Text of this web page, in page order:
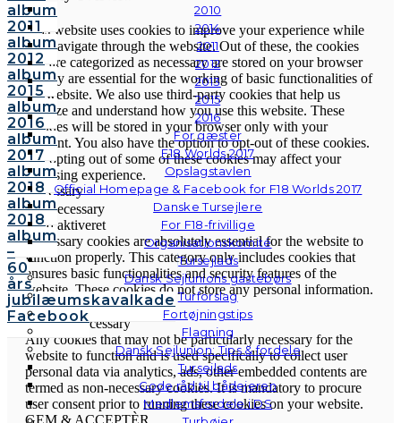
2010
2014
2011
2012
2013
2015
2016
For gæster
F18 Worlds 2017
Opslagstavlen
Official Homepage & Facebook for F18 Worlds 2017
Danske Tursejlere
For F18-frivillige
Organisationskomité
Tursejlads
Dansk Sejlunions gastebørs
Turforslag
Fortøjningstips
Flagning
Dansk Sejlunion: Tips & fordele
Tursejlads
Gode råd til bådejeren
Medlemsfordele i DS
album
2011
album
2012
album
2015
album
2016
album
2017
album
2018
album
2018
album
–
60
års
jubilæumskavalkade
Facebook
This website uses cookies to improve your experience while
you navigate through the website. Out of these, the cookies
that are categorized as necessary are stored on your browser
as they are essential for the working of basic functionalities of
the website. We also use third-party cookies that help us
analyze and understand how you use this website. These
cookies will be stored in your browser only with your
consent. You also have the option to opt-out of these cookies.
But opting out of some of these cookies may affect your
browsing experience.
Necessary
Necessary
Altid aktiveret
Necessary cookies are absolutely essential for the website to
function properly. This category only includes cookies that
ensures basic functionalities and security features of the
website. These cookies do not store any personal information.
Non-necessary
Non-necessary
Any cookies that may not be particularly necessary for the
website to function and is used specifically to collect user
personal data via analytics, ads, other embedded contents are
termed as non-necessary cookies. It is mandatory to procure
user consent prior to running these cookies on your website.